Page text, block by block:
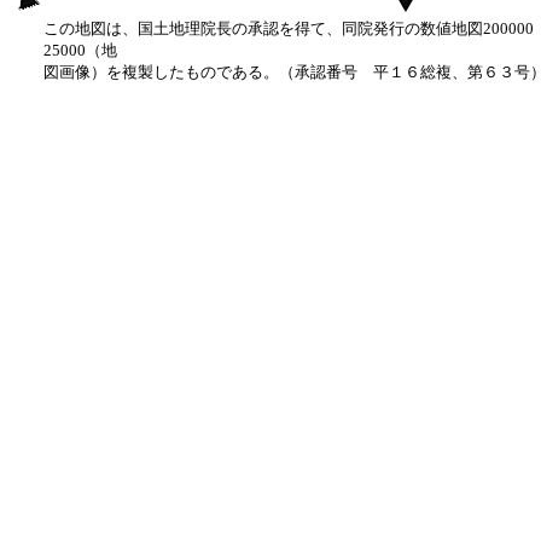
この地図は、国土地理院長の承認を得て、同院発行の数値地図
25000（地
図画像）を複製したものである。（承認番号 平１６総複、第６３号